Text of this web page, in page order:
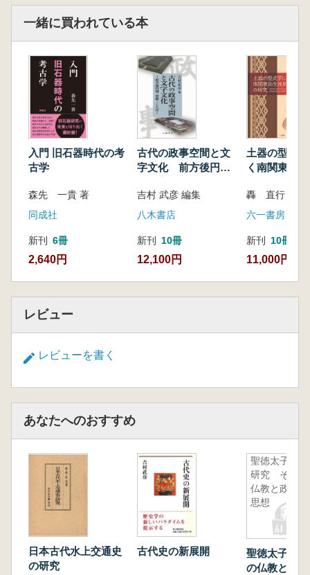
一緒に買われている本
入門 旧石器時代の考
古学
森先 一貴 著
同成社
新刊 6冊
2,640円
古代の政事空間と文
字文化 前方後円
吉村 武彦 編集
八木書店
新刊 10冊
12,100円
土器の型式
く南関東弥
轟 直行 著
六一書房
新刊 10冊以上
11,000円
レビュー
レビューを書く
あなたへのおすすめ
日本古代水上交通史
の研究
古代史の新展開
聖徳太子の
研究 その
仏教と政治
思想
聖徳太子の
の仏教と政